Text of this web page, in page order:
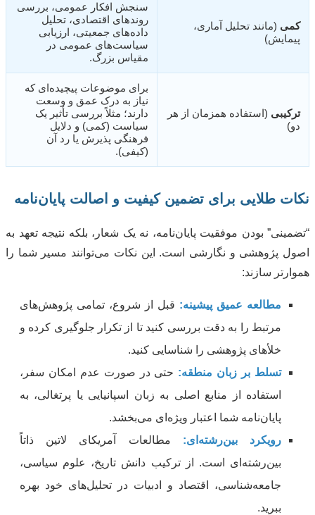
کمی (مانند تحلیل آماری،
پیمایش)
سنجش افکار عمومی، بررسی
روندهای اقتصادی، تحلیل
داده‌های جمعیتی، ارزیابی
سیاست‌های عمومی در
مقیاس بزرگ.
ترکیبی (استفاده همزمان از هر
دو)
برای موضوعات پیچیده‌ای که
نیاز به درک عمق و وسعت
دارند؛ مثلاً بررسی تأثیر یک
سیاست (کمی) و دلایل
فرهنگی پذیرش یا رد آن
(کیفی).
نکات طلایی برای تضمین کیفیت و اصالت پایان‌نامه
“تضمینی” بودن موفقیت پایان‌نامه، نه یک شعار، بلکه نتیجه تعهد به
اصول پژوهشی و نگارشی است. این نکات می‌توانند مسیر شما را
هموارتر سازند:
مطالعه عمیق پیشینه: قبل از شروع، تمامی پژوهش‌های
مرتبط را به دقت بررسی کنید تا از تکرار جلوگیری کرده و
خلأهای پژوهشی را شناسایی کنید.
تسلط بر زبان منطقه: حتی در صورت عدم امکان سفر،
استفاده از منابع اصلی به زبان اسپانیایی یا پرتغالی، به
پایان‌نامه شما اعتبار ویژه‌ای می‌بخشد.
رویکرد بین‌رشته‌ای: مطالعات آمریکای لاتین ذاتاً
بین‌رشته‌ای است. از ترکیب دانش تاریخ، علوم سیاسی،
جامعه‌شناسی، اقتصاد و ادبیات در تحلیل‌های خود بهره
ببرید.